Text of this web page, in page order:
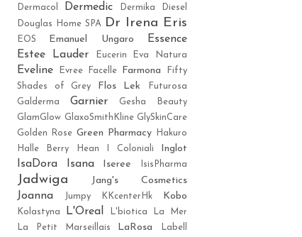
Dermacol
Dermedic Dermika
Diesel
Douglas Home SPA Dr Irena Eris
EOS Emanuel Ungaro
Essence
Estee Lauder
Eucerin Eva Natura
Eveline Evree Facelle Farmona
Fifty
Shades of Grey
Flos Lek
Futurosa
Galderma
Garnier
Gesha Beauty
GlamGlow GlaxoSmithKline GlySkinCare
Golden Rose Green Pharmacy
Hakuro
Halle Berry
Hean I Coloniali Inglot
IsaDora Isana Iseree IsisPharma
Jadwiga Jang's Cosmetics
Joanna Jumpy KKcenterHk Kobo
Kolastyna L'Oreal L'biotica
La Mer
La Petit Marseillais
LaRosa Labell